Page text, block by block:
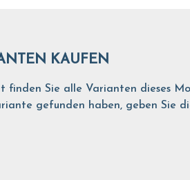
KAUFEN
finden Sie alle Varianten dieses
gefunden haben, geben Sie